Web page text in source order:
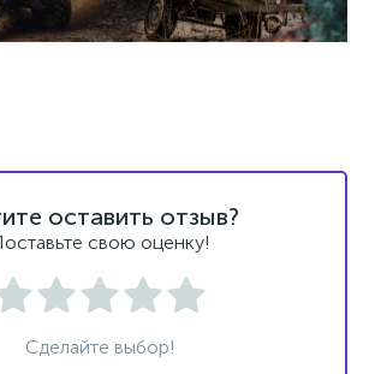
оставить отзыв?
свою оценку!
Сделайте выбор!